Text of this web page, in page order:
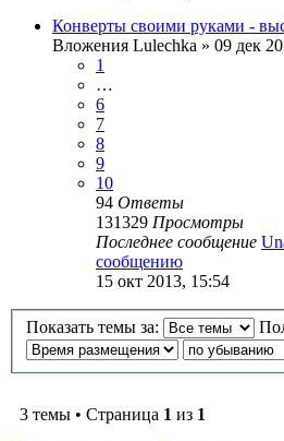
Конверты своими руками -
Вложения Lulechka » 09 дек
1
…
6
7
8
9
10
94 Ответы
131329 Просмотры
Последнее сообщение
сообщению
15 окт 2013, 15:54
Показать темы за:
3 темы • Страница 1 из 1